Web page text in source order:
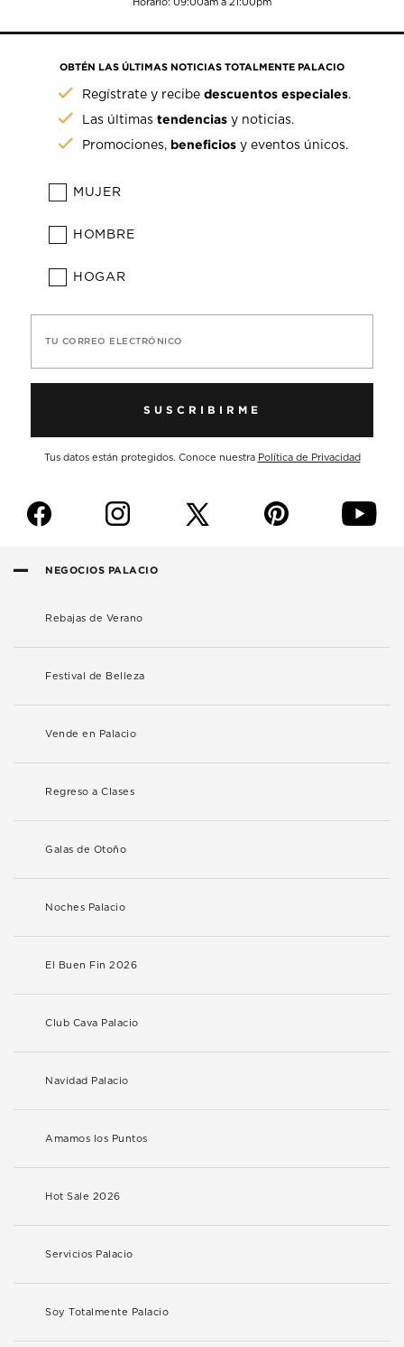
Horario: 09:00am a 21:00pm
OBTÉN LAS ÚLTIMAS NOTICIAS TOTALMENTE PALACIO
Regístrate y recibedescuentos especiales.
Las últimastendencias y noticias.
Promociones, beneficios y eventos únicos.
MUJER
HOMBRE
HOGAR
TU CORREO ELECTRÓNICO
SUSCRIBIRME
Tus datos están protegidos. Conoce nuestra Política de Privacidad
f i p y
NEGOCIOS PALACIO
Rebajas de Verano
Festival de Belleza
Vende en Palacio
Regreso a Clases
Galas de Otoño
Noches Palacio
El Buen Fin 2026
Club Cava Palacio
Navidad Palacio
Amamos los Puntos
Hot Sale 2026
Servicios Palacio
Soy Totalmente Palacio